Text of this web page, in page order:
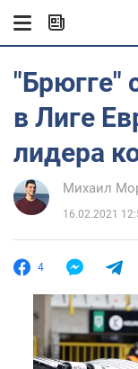
"Брюгге"
в Лиге
лидера
Михаил
16.02.2021
4